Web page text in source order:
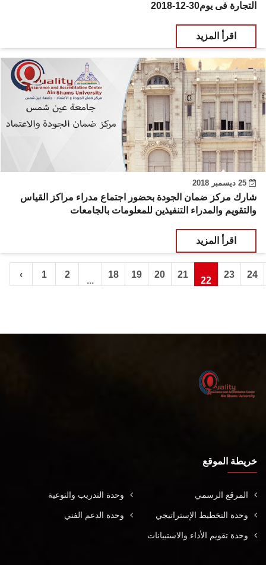
التجارة فى يوم30-12-2018
اقرأ المزيد
شارك مركز ضمان الجودة بحضور اجتماع مدراء مراكز القياس
والتقويم والمدراء التنفيذين للمعلومات بالجامعات
اقرأ المزيد
‹ 1 2
...
18 19 20 21
22
23 24
خريطة الموقع
المرقع الرسمي وحدة التدريب والتوعية
وحدة التخطيط الإستراتيجي وحدة الدعم الفني
وحدة تقويم الأداء والاستبيانات